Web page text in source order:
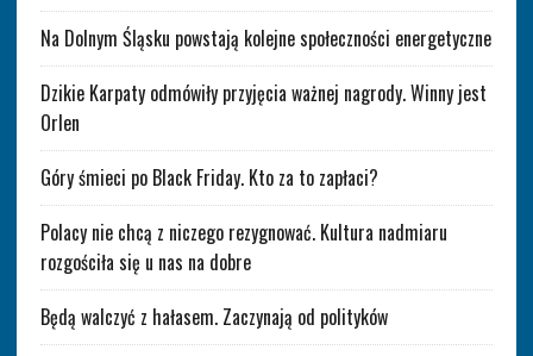
Na Dolnym Śląsku powstają kolejne społeczności energetyczne
Dzikie Karpaty odmówiły przyjęcia ważnej nagrody. Winny jest
Orlen
Góry śmieci po Black Friday. Kto za to zapłaci?
Polacy nie chcą z niczego rezygnować. Kultura nadmiaru
rozgościła się u nas na dobre
Będą walczyć z hałasem. Zaczynają od polityków